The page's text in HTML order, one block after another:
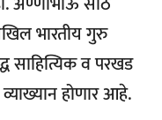
भारतीय गुरु
साहित्यिक व परखड
होणार आहे.